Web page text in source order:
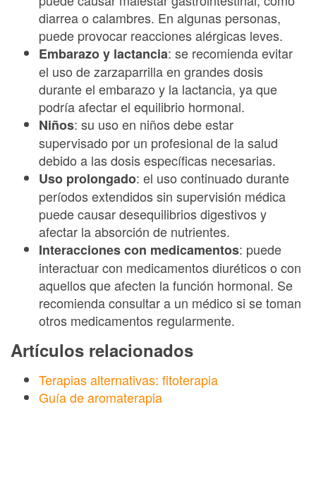
diarrea o calambres. En algunas personas,
puede provocar reacciones alérgicas leves.
Embarazo y lactancia: se recomienda evitar
el uso de zarzaparrilla en grandes dosis
durante el embarazo y la lactancia, ya que
podría afectar el equilibrio hormonal.
Niños: su uso en niños debe estar
supervisado por un profesional de la salud
debido a las dosis específicas necesarias.
Uso prolongado: el uso continuado durante
períodos extendidos sin supervisión médica
puede causar desequilibrios digestivos y
afectar la absorción de nutrientes.
Interacciones con medicamentos: puede
interactuar con medicamentos diuréticos o con
aquellos que afecten la función hormonal. Se
recomienda consultar a un médico si se toman
otros medicamentos regularmente.
Artículos relacionados
Terapias alternativas: fitoterapia
Guía de aromaterapia